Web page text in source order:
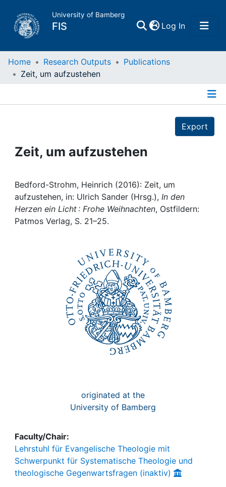
University of Bamberg
FIS Log In(current)
Home
Projects
Institutions
Awards
Home Research Outputs
Publications
Zeit, um aufzustehen
Export
Zeit, um aufzustehen
Bedford-Strohm, Heinrich (2016): Zeit, um
aufzustehen, in: Ulrich Sander (Hrsg.), In den
Herzen ein Licht : Frohe Weihnachten, Ostfildern:
Patmos Verlag, S. 21–25.
originated at the
University of Bamberg
Faculty/Chair:
Lehrstuhl für Evangelische Theologie mit
Schwerpunkt für Systematische Theologie und
theologische Gegenwartsfragen (inaktiv)